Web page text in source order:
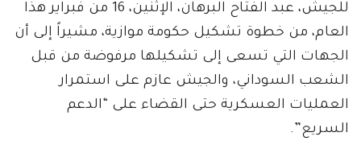
للجيش، عبد الفتاح البرهان، الإثنين، 16 من فبراير هذا
العام، من خطوة تشكيل حكومة موازية، مشيراً إلى أن
الجهات التي تسعى إلى تشكيلها مرفوضة من قبل
الشعب السوداني، والجيش عازم على استمرار
العمليات العسكرية حتى القضاء على “الدعم
السريع”.